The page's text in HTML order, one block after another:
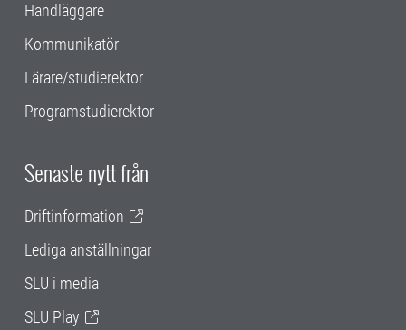
Handläggare
Kommunikatör
Lärare/studierektor
Programstudierektor
Senaste nytt från
Driftinformation
Lediga anställningar
SLU i media
SLU Play